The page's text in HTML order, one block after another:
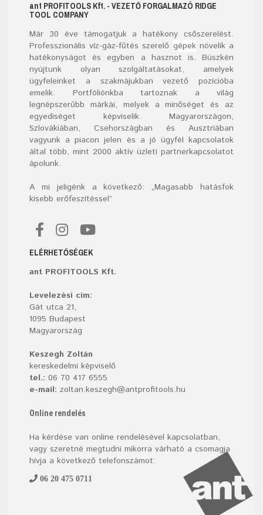
ant PROFITOOLS Kft. - VEZETŐ FORGALMAZÓ RIDGE
TOOL COMPANY
Már 30 éve támogatjuk a hatékony csőszerelést.
Professzionális víz-gáz-fűtés szerelő gépeknövelik a
hatékonyságot és egyben a hasznot is. Büszkén
nyújtunk olyan szolgáltatásokat, amelyek
ügyfeleinket a szakmájukban vezető pozícióba
emelik. Portfóliónkba tartoznak a világ
legnépszerűbb márkái, melyek a minőséget és az
egyediséget képviselik. Magyarországon,
Szlovákiában, Csehországban és Ausztriában
vagyunk a piacon jelen és a jó ügyfél kapcsolatok
által több, mint 2000 aktív üzleti partnerkapcsolatot
ápolunk.
A mi jeligénk a következő: „Magasabb hatásfok
kisebb erőfeszítéssel”
ELÉRHETŐSÉGEK
ant PROFITOOLS Kft.
Levelezési cím:
Gát utca 21,
1095 Budapest
Magyarország
Keszegh Zoltán
kereskedelmi képviselő
tel.: 06 70 417 6555
e-mail: zoltan.keszegh@antprofitools.hu
Online rendelés
Ha kérdése van online rendelésével kapcsolatban,
vagy szeretné megtudni mikorra várható a csomagja
hívja a következő telefonszámot:
06 20 475 0711